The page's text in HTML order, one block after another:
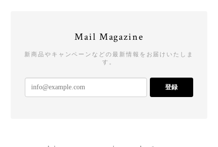
Mail Magazine
新商品やキャンペーンなどの最新情報をお届けいたしま
す。
登録